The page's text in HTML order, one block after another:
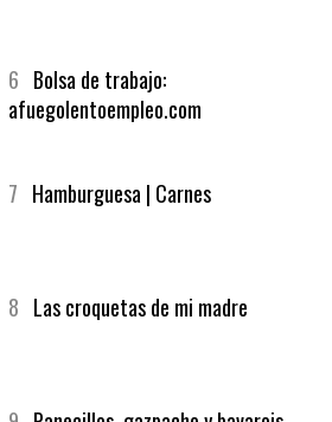
6 Bolsa de trabajo:
afuegolentoempleo.com
7 Hamburguesa | Carnes
8 Las croquetas de mi madre